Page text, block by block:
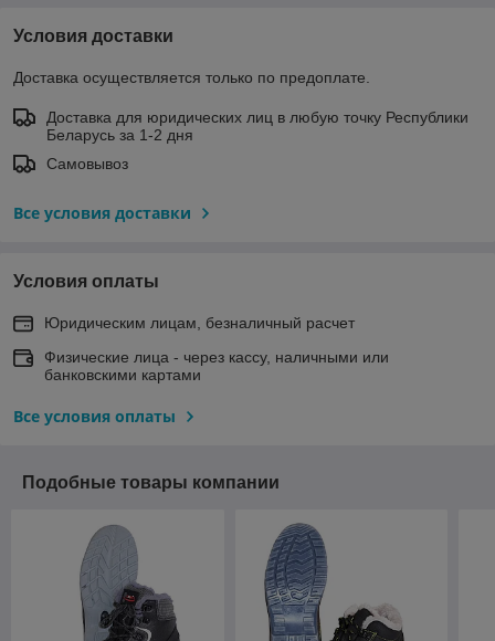
Условия доставки
Доставка осуществляется только по предоплате.
Доставка для юридических лиц в любую точку Республики
Беларусь за 1-2 дня
Самовывоз
Все условия доставки
Условия оплаты
Юридическим лицам, безналичный расчет
Физические лица - через кассу, наличными или
банковскими картами
Все условия оплаты
Подобные товары компании